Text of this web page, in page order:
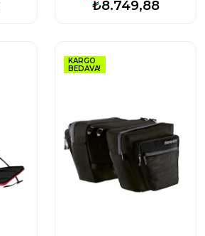
₺8.749,88
KARGO
BEDAVA!